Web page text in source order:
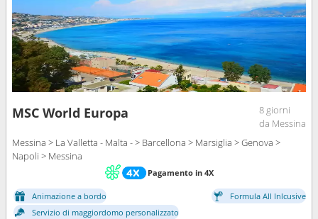
MSC World Europa
8 giorni
da Messina
Messina > La Valletta - Malta - > Barcellona > Marsiglia > Genova >
Napoli > Messina
Pagamento in 4X
Animazione a bordo
Formula All Inlcusive
Servizio di maggiordomo personalizzato